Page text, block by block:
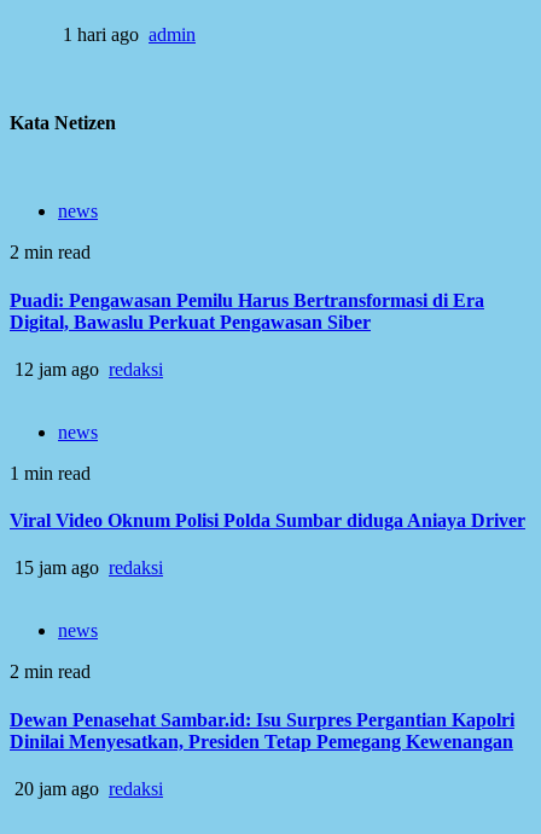
1 hari ago admin
Kata Netizen
news
2 min read
Puadi: Pengawasan Pemilu Harus Bertransformasi di Era
Digital, Bawaslu Perkuat Pengawasan Siber
12 jam ago redaksi
news
1 min read
Viral Video Oknum Polisi Polda Sumbar diduga Aniaya Driver
15 jam ago redaksi
news
2 min read
Dewan Penasehat Sambar.id: Isu Surpres Pergantian Kapolri
Dinilai Menyesatkan, Presiden Tetap Pemegang Kewenangan
20 jam ago redaksi